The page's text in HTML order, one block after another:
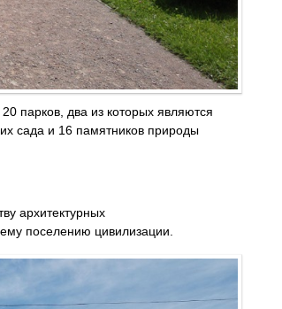
парков, два из которых являются
сада и 16 памятников природы
архитектурных
поселению цивилизации.